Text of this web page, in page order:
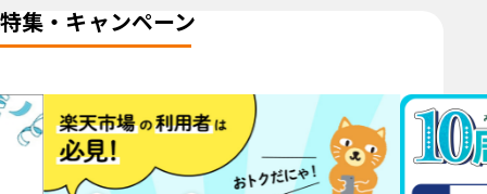
特集・キャンペーン